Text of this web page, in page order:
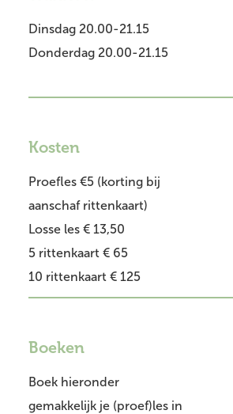
Dinsdag 20.00-21.15
Donderdag 20.00-21.15
Kosten
Proefles €5 (korting bij
aanschaf rittenkaart)
Losse les € 13,50
5 rittenkaart € 65
10 rittenkaart € 125
Boeken
Boek hieronder
gemakkelijk je (proef)les in